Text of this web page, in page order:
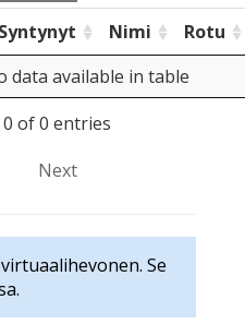
Syntynyt Nimi
Rotu
data available in table
of 0 entries
Next
Se